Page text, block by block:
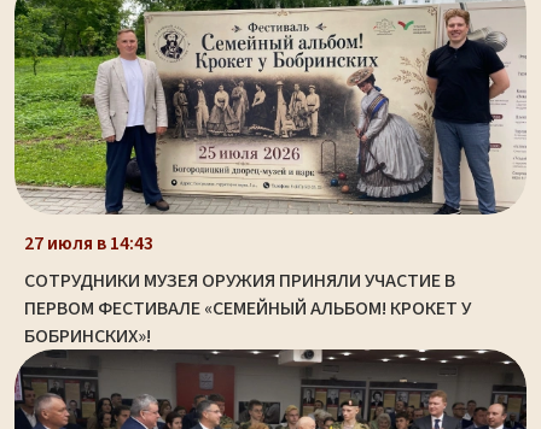
27 июля в 14:43
СОТРУДНИКИ МУЗЕЯ ОРУЖИЯ ПРИНЯЛИ УЧАСТИЕ В
ПЕРВОМ ФЕСТИВАЛЕ «СЕМЕЙНЫЙ АЛЬБОМ! КРОКЕТ У
БОБРИНСКИХ»!